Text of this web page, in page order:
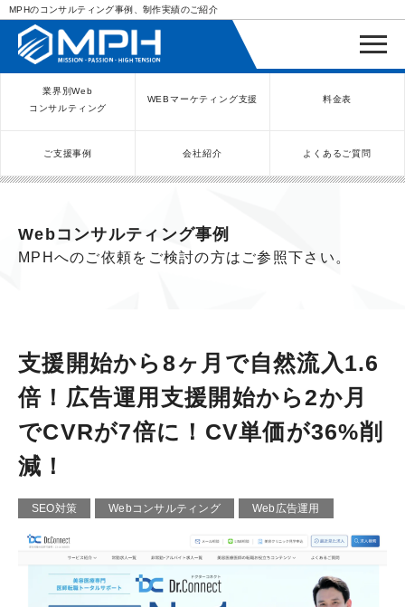
MPHのコンサルティング事例、制作実績のご紹介
業界別Web
コンサルティング
WEBマーケティング支援 料金表
ご支援事例 会社紹介 よくあるご質問
Webコンサルティング事例
MPHへのご依頼をご検討の方はご参照下さい。
支援開始から8ヶ月で自然流入1.6
倍！広告運用支援開始から2か月
でCVRが7倍に！CV単価が36%削
減！
SEO対策 Webコンサルティング Web広告運用